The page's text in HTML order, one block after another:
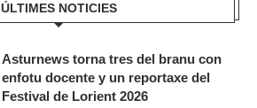
ÚLTIMES NOTICIES
Asturnews torna tres del branu con
enfotu docente y un reportaxe del
Festival de Lorient 2026